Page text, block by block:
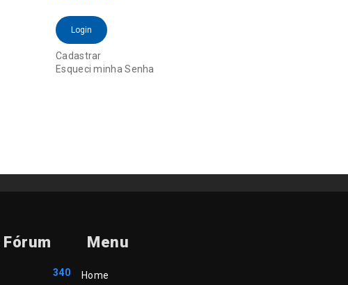
Login
Cadastrar
Esqueci minha Senha
340
Menu
Home